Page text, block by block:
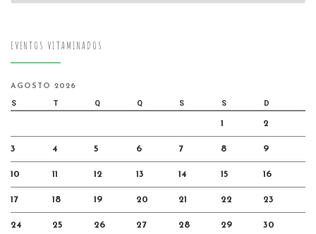
EVENTOS VITAMINADOS
AGOSTO 2026
S T Q Q S S D
1 2
3 4 5 6 7 8 9
10 11 12 13 14 15 16
17 18 19 20 21 22 23
24 25 26 27 28 29 30